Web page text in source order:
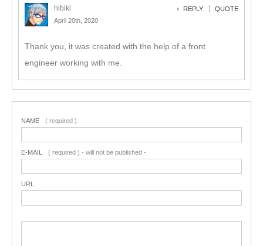
hibiki
April 20th, 2020
REPLY QUOTE
Thank you, it was created with the help of a front
engineer working with me.
NAME ( required )
E-MAIL ( required ) - will not be published -
URL